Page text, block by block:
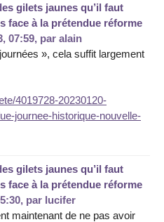
gilets jaunes qu’il faut
face à la prétendue réforme
07:59, par alain
», cela suffit largement
4019728-20230120-
journee-historique-nouvelle-
gilets jaunes qu’il faut
face à la prétendue réforme
, par lucifer
maintenant de ne pas avoir